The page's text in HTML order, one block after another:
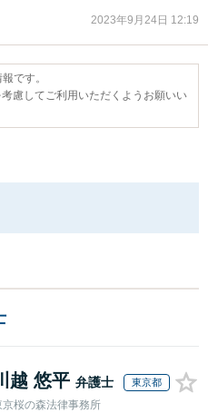
2023年9月24日 12:19
です。
慮してご利用いただくようお願いい
越 悠平 弁護士 東京都
京桜の森法律事務所